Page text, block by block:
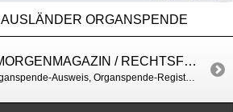
AUSLÄNDER ORGANSPENDE
ARD – MORGENMAGAZIN / RECHTSFRAGEN ZUR ORGANSPENDE
Thema: Organspende-Ausweis, Organspende-Register u.a. Service: Organspende – Morgenmagazin – ARD | Das Erste